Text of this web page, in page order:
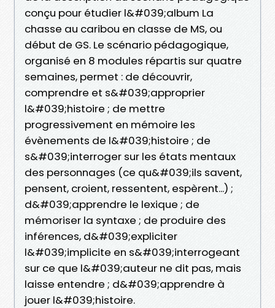
conçu pour étudier l&#039;album La
chasse au caribou en classe de MS, ou
début de GS. Le scénario pédagogique,
organisé en 8 modules répartis sur quatre
semaines, permet : de découvrir,
comprendre et s&#039;approprier
l&#039;histoire ; de mettre
progressivement en mémoire les
évènements de l&#039;histoire ; de
s&#039;interroger sur les états mentaux
des personnages (ce qu&#039;ils savent,
pensent, croient, ressentent, espèrent...) ;
d&#039;apprendre le lexique ; de
mémoriser la syntaxe ; de produire des
inférences, d&#039;expliciter
l&#039;implicite en s&#039;interrogeant
sur ce que l&#039;auteur ne dit pas, mais
laisse entendre ; d&#039;apprendre à
jouer l&#039;histoire.